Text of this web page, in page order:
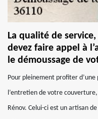
La qualité de
devez faire appel à
le démoussage de
Pour pleinement profiter
l’entretien de votre
Rénov. Celui-ci est un artisan